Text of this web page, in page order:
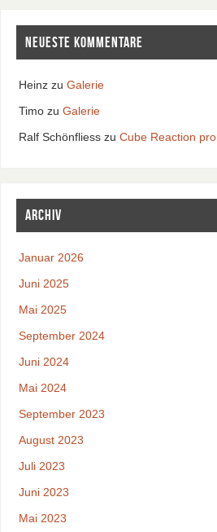
Neueste Kommentare
Heinzzu Galerie
Timozu Galerie
Ralf Schönfliesszu Cube Reaction pro
Archiv
Januar 2026
Juni 2025
Mai 2025
September 2024
Juni 2024
Mai 2024
September 2023
August 2023
Juli 2023
Juni 2023
Mai 2023